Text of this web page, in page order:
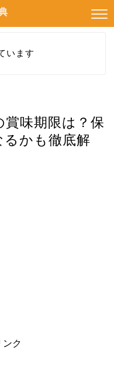
います
味期限は？保
かも徹底解
ク